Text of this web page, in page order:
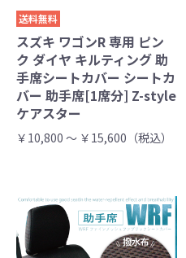
送料無料
スズキ ワゴンR 専用 ピン
ク ダイヤ キルティング 助
手席シートカバー シートカ
バー 助手席[1席分] Z-style
ケアスター
￥10,800 ～ ￥15,600（税込）